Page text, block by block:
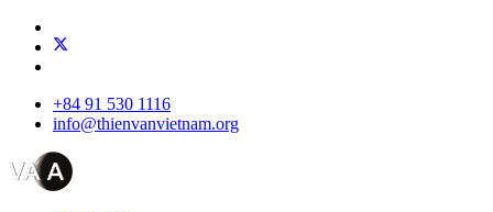
+84 91 530 1116
info@thienvanvietnam.org